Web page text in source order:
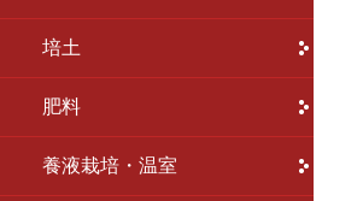
採用情報
品種登録状況
培土
肥料
養液栽培・温室